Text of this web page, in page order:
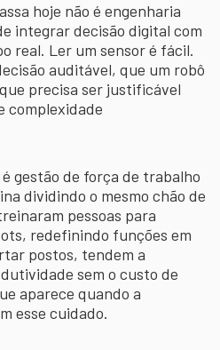
hoje não é engenharia
integrar decisão digital com
real. Ler um sensor é fácil.
auditável, que um robô
precisa ser justificável
complexidade
gestão de força de trabalho
dividindo o mesmo chão de
pessoas para
redefinindo funções em
postos, tendem a
sem o custo de
aparece quando a
esse cuidado.